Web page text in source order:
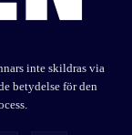
inte skildras via
betydelse för den